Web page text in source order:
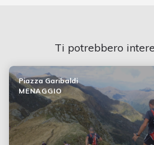
Ti potrebbero
Piazza Garibaldi
MENAGGIO